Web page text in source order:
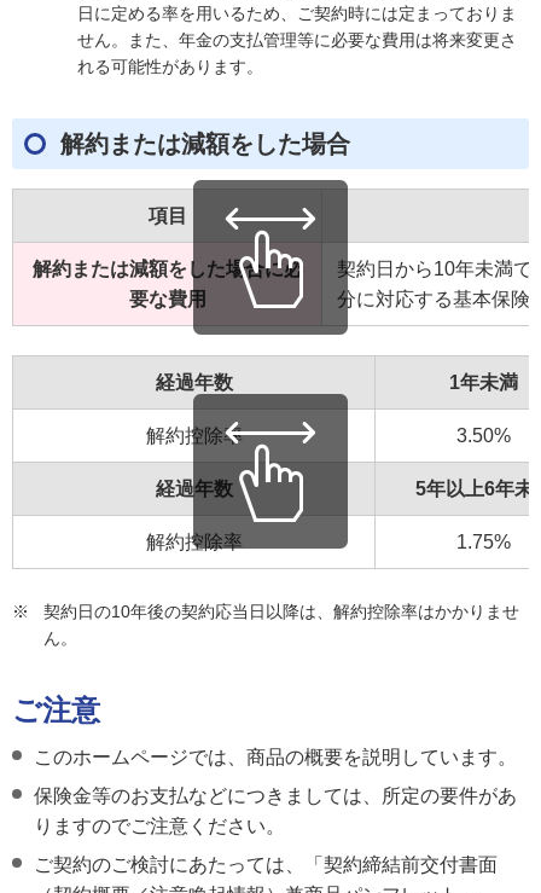
日に定める率を用いるため、ご契約時には定まっておりま
せん。また、年金の支払管理等に必要な費用は将来変更さ
れる可能性があります。
解約または減額をした場合
項目
解約または減額をした場合に必
要な費用
契約日から10年未満
分に対応する基本保険
経過年数 1年未満
解約控除率 3.50%
経過年数 5年以上6年未
解約控除率 1.75%
※
契約日の10年後の契約応当日以降は、解約控除率はかかりませ
ん。
ご注意
このホームページでは、商品の概要を説明しています。
保険金等のお支払などにつきましては、所定の要件があ
りますのでご注意ください。
ご契約のご検討にあたっては、「契約締結前交付書面